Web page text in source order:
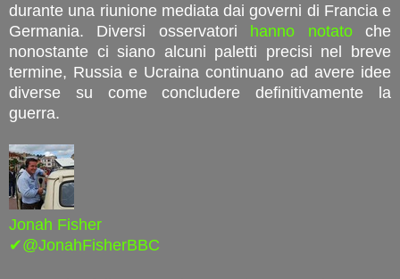
durante una riunione mediata dai governi di Francia e
Germania. Diversi osservatori hanno notatoche
nonostante ci siano alcuni paletti precisi nel breve
termine, Russia e Ucraina continuano ad avere idee
diverse su come concludere definitivamente la
guerra.
Jonah Fisher
✔@JonahFisherBBC